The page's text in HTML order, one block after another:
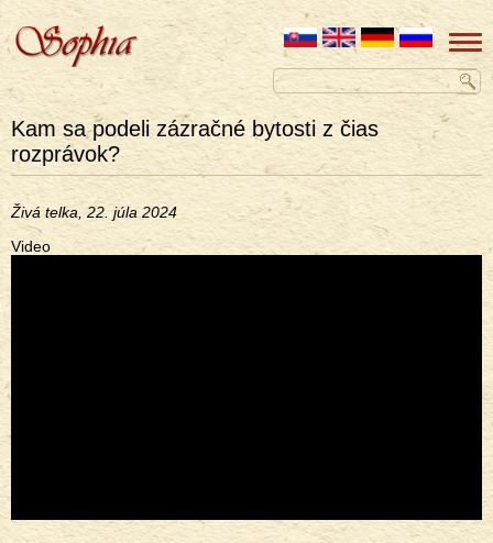
Kam sa podeli zázračné bytosti z čias
rozprávok?
Živá telka, 22. júla 2024
Video